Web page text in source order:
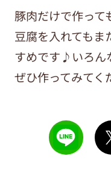
豚肉だけで作って
豆腐を入れてもま
すめです♪いろん
ぜひ作ってみてく